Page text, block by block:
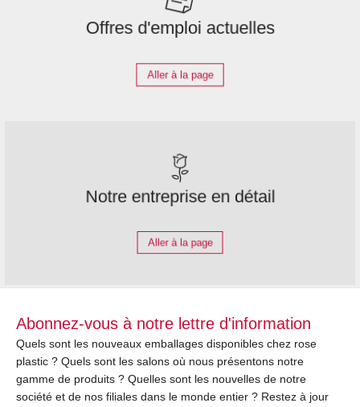
Offres d'emploi actuelles
Aller à la page
Notre entreprise en détail
Aller à la page
Abonnez-vous à notre lettre d'information
Quels sont les nouveaux emballages disponibles chez rose
plastic ? Quels sont les salons où nous présentons notre
gamme de produits ? Quelles sont les nouvelles de notre
société et de nos filiales dans le monde entier ? Restez à jour